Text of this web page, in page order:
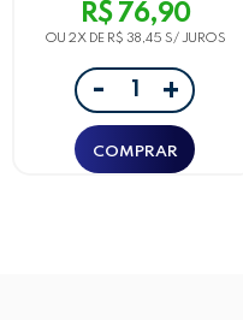
R$ 76,90
OU 2X DE R$ 38,45
- +